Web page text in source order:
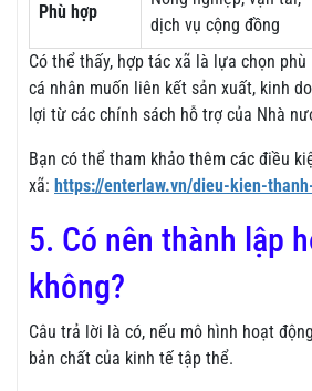
Phù hợp
dịch vụ cộng đồng
Có thể thấy, hợp tác xã là lựa chọn
cá nhân muốn liên kết sản xuất, kinh
lợi từ các chính sách hỗ trợ của Nhà
Bạn có thể tham khảo thêm các điều
xã: https://enterlaw.vn/dieu-kien-
5. Có nên thành lập
không?
Câu trả lời là có, nếu mô hình hoạt
bản chất của kinh tế tập thể.